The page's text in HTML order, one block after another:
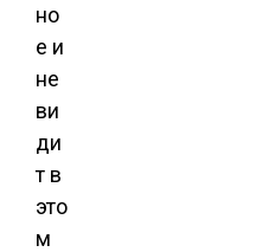
но
е и
не
ви
ди
т в
это
м